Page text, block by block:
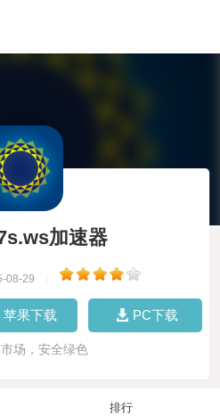
加速器
08-29
苹果下载 PC下载
场，安全绿色
排行